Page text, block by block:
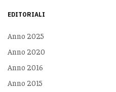
EDITORIALI
Anno 2025
Anno 2020
Anno 2016
Anno 2015